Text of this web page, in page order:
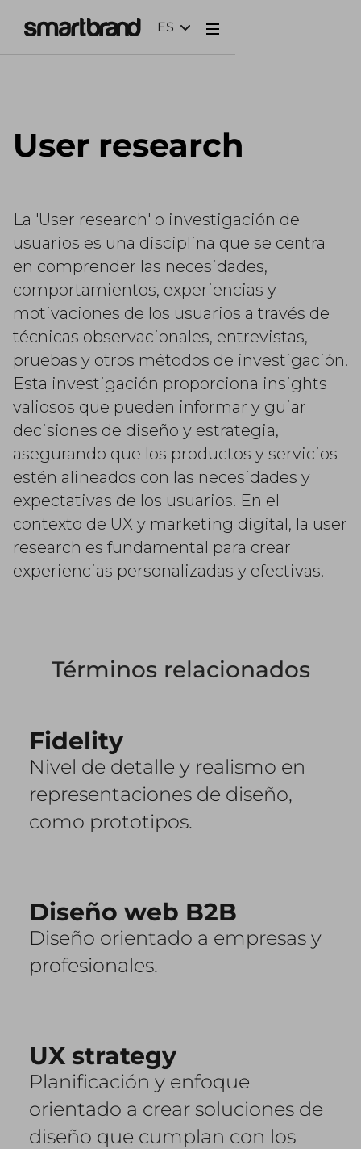
ES
User research
La 'User research' o investigación de
usuarios es una disciplina que se centra
en comprender las necesidades,
comportamientos, experiencias y
motivaciones de los usuarios a través de
técnicas observacionales, entrevistas,
pruebas y otros métodos de investigación.
Esta investigación proporciona insights
valiosos que pueden informar y guiar
decisiones de diseño y estrategia,
asegurando que los productos y servicios
estén alineados con las necesidades y
expectativas de los usuarios. En el
contexto de UX y marketing digital, la user
research es fundamental para crear
experiencias personalizadas y efectivas.
Términos relacionados
Fidelity
Nivel de detalle y realismo en
representaciones de diseño,
como prototipos.
Diseño web B2B
Diseño orientado a empresas y
profesionales.
UX strategy
Planificación y enfoque
orientado a crear soluciones de
diseño que cumplan con los